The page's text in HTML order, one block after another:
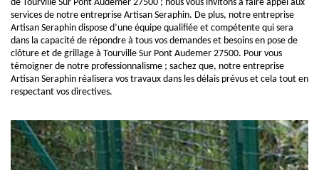
de Tourville Sur Pont Audemer 27500 ; nous vous invitons à faire appel aux
services de notre entreprise Artisan Seraphin. De plus, notre entreprise
Artisan Seraphin dispose d’une équipe qualifiée et compétente qui sera
dans la capacité de répondre à tous vos demandes et besoins en pose de
clôture et de grillage à Tourville Sur Pont Audemer 27500. Pour vous
témoigner de notre professionnalisme ; sachez que, notre entreprise
Artisan Seraphin réalisera vos travaux dans les délais prévus et cela tout en
respectant vos directives.